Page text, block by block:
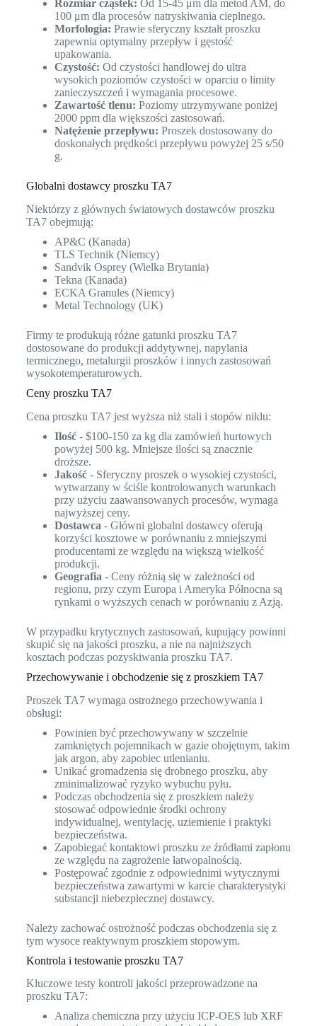
Rozmiar cząstek: Od 15-45 μm dla metod AM, do
100 μm dla procesów natryskiwania cieplnego.
Morfologia: Prawie sferyczny kształt proszku
zapewnia optymalny przepływ i gęstość
upakowania.
Czystość: Od czystości handlowej do ultra
wysokich poziomów czystości w oparciu o limity
zanieczyszczeń i wymagania procesowe.
Zawartość tlenu: Poziomy utrzymywane poniżej
2000 ppm dla większości zastosowań.
Natężenie przepływu: Proszek dostosowany do
doskonałych prędkości przepływu powyżej 25 s/50
g.
Globalni dostawcy proszku TA7
Niektórzy z głównych światowych dostawców proszku
TA7 obejmują:
AP&C (Kanada)
TLS Technik (Niemcy)
Sandvik Osprey (Wielka Brytania)
Tekna (Kanada)
ECKA Granules (Niemcy)
Metal Technology (UK)
Firmy te produkują różne gatunki proszku TA7
dostosowane do produkcji addytywnej, napylania
termicznego, metalurgii proszków i innych zastosowań
wysokotemperaturowych.
Ceny proszku TA7
Cena proszku TA7 jest wyższa niż stali i stopów niklu:
Ilość- $100-150 za kg dla zamówień hurtowych
powyżej 500 kg. Mniejsze ilości są znacznie
droższe.
Jakość- Sferyczny proszek o wysokiej czystości,
wytwarzany w ściśle kontrolowanych warunkach
przy użyciu zaawansowanych procesów, wymaga
najwyższej ceny.
Dostawca - Główni globalni dostawcy oferują
korzyści kosztowe w porównaniu z mniejszymi
producentami ze względu na większą wielkość
produkcji.
Geografia - Ceny różnią się w zależności od
regionu, przy czym Europa i Ameryka Północna są
rynkami o wyższych cenach w porównaniu z Azją.
W przypadku krytycznych zastosowań, kupujący powinni
skupić się na jakości proszku, a nie na najniższych
kosztach podczas pozyskiwania proszku TA7.
Przechowywanie i obchodzenie się z proszkiem TA7
Proszek TA7 wymaga ostrożnego przechowywania i
obsługi:
Powinien być przechowywany w szczelnie
zamkniętych pojemnikach w gazie obojętnym, takim
jak argon, aby zapobiec utlenianiu.
Unikać gromadzenia się drobnego proszku, aby
zminimalizować ryzyko wybuchu pyłu.
Podczas obchodzenia się z proszkiem należy
stosować odpowiednie środki ochrony
indywidualnej, wentylację, uziemienie i praktyki
bezpieczeństwa.
Zapobiegać kontaktowi proszku ze źródłami zapłonu
ze względu na zagrożenie łatwopalnością.
Postępować zgodnie z odpowiednimi wytycznymi
bezpieczeństwa zawartymi w karcie charakterystyki
substancji niebezpiecznej dostawcy.
Należy zachować ostrożność podczas obchodzenia się z
tym wysoce reaktywnym proszkiem stopowym.
Kontrola i testowanie proszku TA7
Kluczowe testy kontroli jakości przeprowadzone na
proszku TA7:
Analiza chemiczna przy użyciu ICP-OES lub XRF